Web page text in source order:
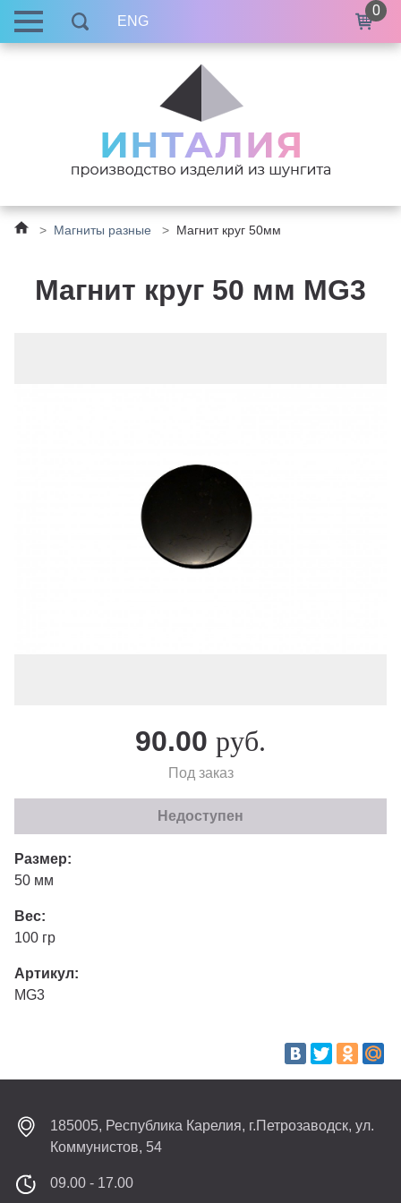
ENG
0
> Магниты разные > Магнит круг 50мм
Магнит круг 50 мм MG3
90.00 руб.
Под заказ
Недоступен
Размер:
50 мм
Вес:
100 гр
Артикул:
MG3
185005, Республика Карелия, г.Петрозаводск, ул.
Коммунистов, 54
09.00 - 17.00